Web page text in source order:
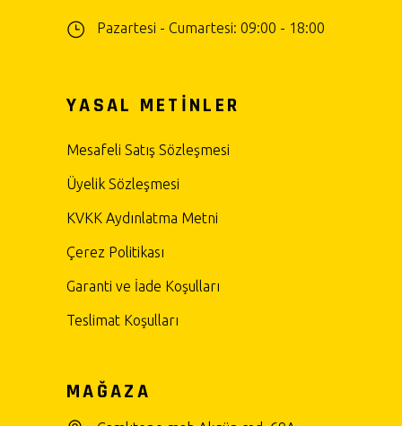
Pazartesi - Cumartesi: 09:00 - 18:00
YASAL METİNLER
Mesafeli Satış Sözleşmesi
Üyelik Sözleşmesi
KVKK Aydınlatma Metni
Çerez Politikası
Garanti ve İade Koşulları
Teslimat Koşulları
MAĞAZA